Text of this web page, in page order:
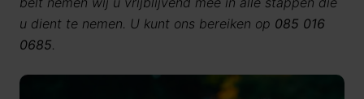
u dient te nemen. U kunt ons bereiken op 085 016
0685.